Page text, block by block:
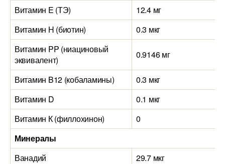
Витамин E (ТЭ)
12.4 мг
Витамин H (биотин)
0.3 мкг
Витамин PP (ниациновый
эквивалент)
0.9146 мг
Витамин B12 (кобаламины)
0.3 мкг
Витамин D
0.1 мкг
Витамин К (филлохинон)
0
Минералы
Ванадий
29.7 мкг